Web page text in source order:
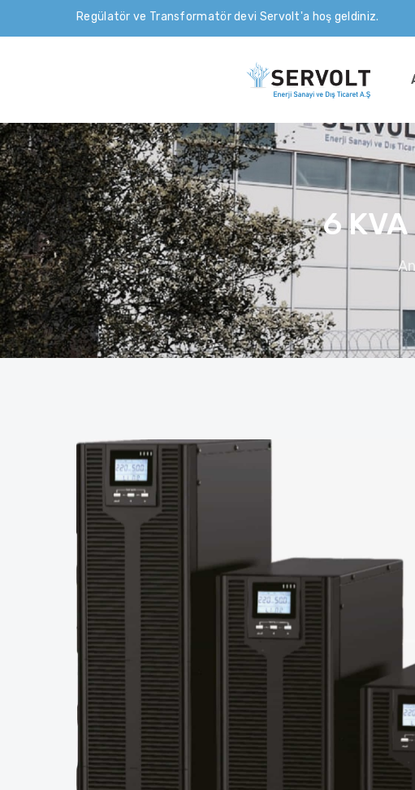
Regülatör ve Transformatör devi Servolt'a hoş geldiniz.
6 KVA